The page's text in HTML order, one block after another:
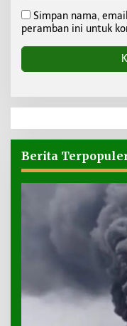
Simpan nama,
peramban ini untuk
Berita